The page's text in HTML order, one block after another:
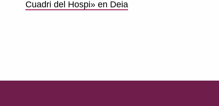
Cuadri del Hospi» en Deia